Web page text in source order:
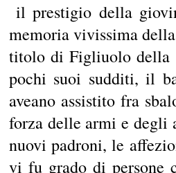
il prestigio della
memoria vivissima
titolo di Figliuolo della
pochi suoi sudditi, il
aveano assistito fra
forza delle armi e degli
nuovi padroni, le
vi fu grado di persone